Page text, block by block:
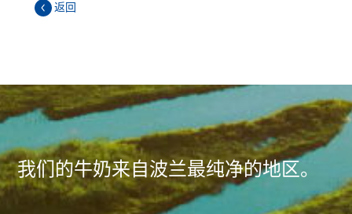
返回
我们的牛奶来自波兰最纯净的地区。